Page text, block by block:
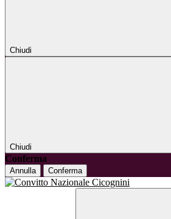
Chiudi
Chiudi
Conferma
Annulla Conferma